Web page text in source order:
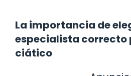
La importancia de
especialista correcto
ciático